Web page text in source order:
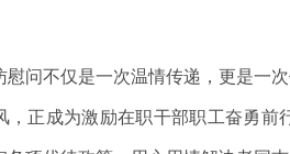
慰问不仅是一次温情传递，更是一
，正成为激励在职干部职工奋勇